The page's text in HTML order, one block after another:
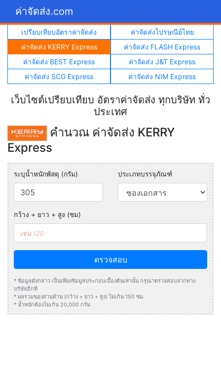
ค่าจัดส่ง.com
เปรียบเทียบอัตราค่าจัดส่ง
ค่าจัดส่งไปรษณีย์ไทย
ค่าจัดส่ง KERRY Express
ค่าจัดส่ง FLASH Express
ค่าจัดส่ง BEST Express
ค่าจัดส่ง J&T Express
ค่าจัดส่ง SCG Express
ค่าจัดส่ง NIM Express
เว็บไซต์เปรียบเทียบ อัตราค่าจัดส่ง ทุกบริษัท ทั่ว
ประเทศ
คำนวณ ค่าจัดส่ง KERRY
Express
ระบุน้ำหนักพัสดุ (กรัม) ประเภทบรรจุภัณฑ์
กว้าง + ยาว + สูง (ซม)
ตรวจสอบ
* ข้อมูลดังกล่าว เป็นเพียงข้อมูลประกอบเบื้องต้นเท่านั้น กรุณาตรวจสอบจากทาง
บริษัทอีกที
* ผลรวมของสามด้าน (กว้าง + ยาว + สูง) ไม่เกิน 150 ซม.
* น้ำหนักต้องไมเกิน 20,000 กรัม